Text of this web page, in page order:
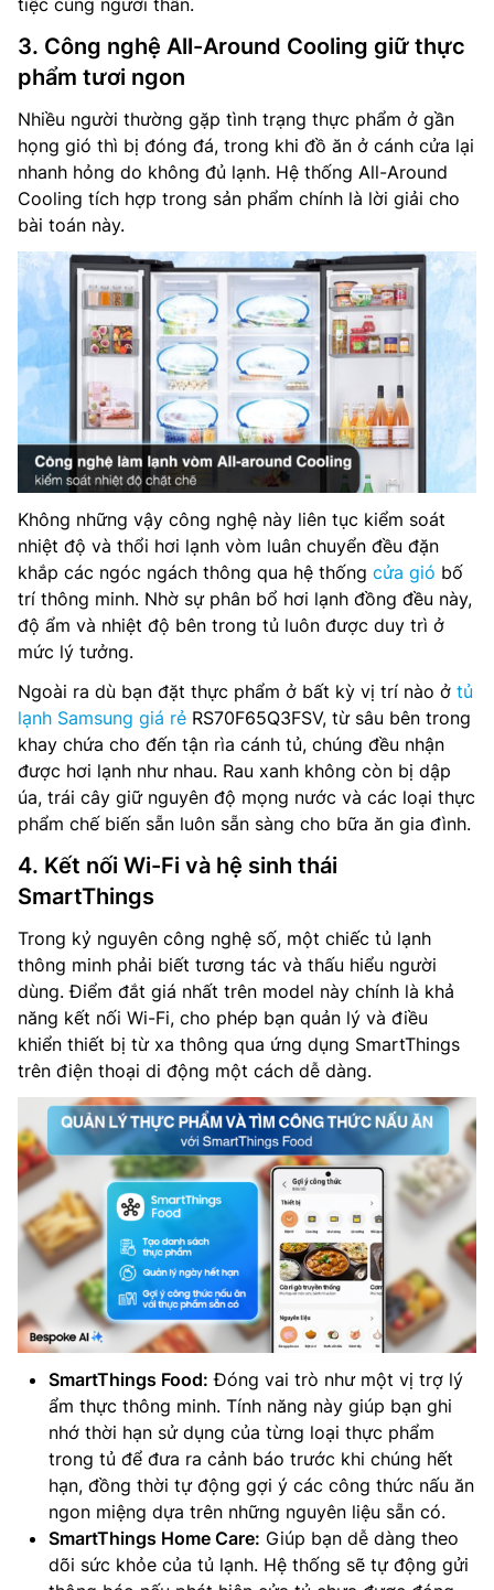
tiệc cùng người thân.
3. Công nghệ All-Around Cooling giữ thực
phẩm tươi ngon
Nhiều người thường gặp tình trạng thực phẩm ở gần
họng gió thì bị đóng đá, trong khi đồ ăn ở cánh cửa lại
nhanh hỏng do không đủ lạnh. Hệ thống All-Around
Cooling tích hợp trong sản phẩm chính là lời giải cho
bài toán này.
Không những vậy công nghệ này liên tục kiểm soát
nhiệt độ và thổi hơi lạnh vòm luân chuyển đều đặn
khắp các ngóc ngách thông qua hệ thống cửa gió bố
trí thông minh. Nhờ sự phân bổ hơi lạnh đồng đều này,
độ ẩm và nhiệt độ bên trong tủ luôn được duy trì ở
mức lý tưởng.
Ngoài ra dù bạn đặt thực phẩm ở bất kỳ vị trí nào ở tủ
lạnh Samsung giá rẻ RS70F65Q3FSV, từ sâu bên trong
khay chứa cho đến tận rìa cánh tủ, chúng đều nhận
được hơi lạnh như nhau. Rau xanh không còn bị dập
úa, trái cây giữ nguyên độ mọng nước và các loại thực
phẩm chế biến sẵn luôn sẵn sàng cho bữa ăn gia đình.
4. Kết nối Wi-Fi và hệ sinh thái
SmartThings
Trong kỷ nguyên công nghệ số, một chiếc tủ lạnh
thông minh phải biết tương tác và thấu hiểu người
dùng. Điểm đắt giá nhất trên model này chính là khả
năng kết nối Wi-Fi, cho phép bạn quản lý và điều
khiển thiết bị từ xa thông qua ứng dụng SmartThings
trên điện thoại di động một cách dễ dàng.
SmartThings Food: Đóng vai trò như một vị trợ lý
ẩm thực thông minh. Tính năng này giúp bạn ghi
nhớ thời hạn sử dụng của từng loại thực phẩm
trong tủ để đưa ra cảnh báo trước khi chúng hết
hạn, đồng thời tự động gợi ý các công thức nấu ăn
ngon miệng dựa trên những nguyên liệu sẵn có.
SmartThings Home Care: Giúp bạn dễ dàng theo
dõi sức khỏe của tủ lạnh. Hệ thống sẽ tự động gửi